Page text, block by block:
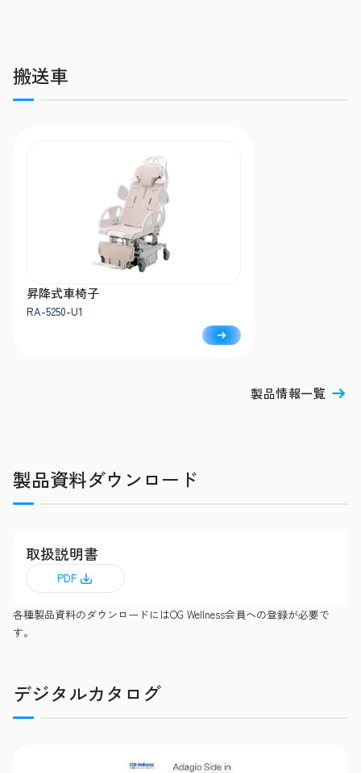
搬送車
昇降式車椅子
RA-5250-U1
製品情報一覧
製品資料ダウンロード
取扱説明書
PDF
各種製品資料のダウンロードにはOG Wellness会員への登録が必要で
す。
デジタルカタログ